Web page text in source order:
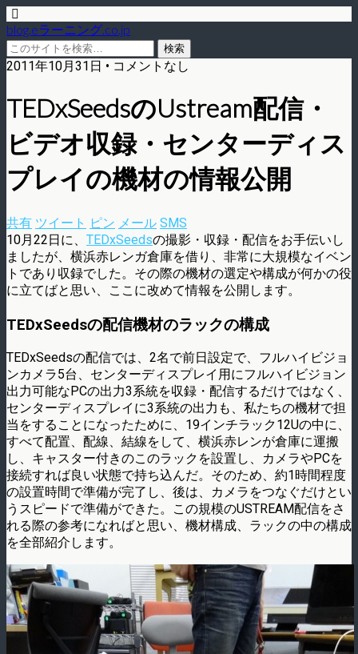
blog.eラーニング.co.jp
2011年10月31日 • コメントなし
TEDxSeedsのUstream配信・
ビデオ収録・センターディス
プレイの機材の情報公開
共有 ツイート ピン メール SMS
10月22日に、 TEDxSeedsの撮影・収録・配信をお手伝いし
ましたが、横浜赤レンガ倉庫を借り、非常に大規模なイベン
トであり収録でした。その際の機材の選定や構成が何かの役
に立てばと思い、ここに改めて情報を公開します。
TEDxSeedsの配信機材のラックの構成
TEDxSeedsの配信では、2名で前日設定で、フルハイビジョ
ンカメラ5台、センターディスプレイ用にフルハイビジョン
出力可能なPCの出力3系統を収録・配信するだけではなく、
センターディスプレイに3系統の出力も、私たちの機材で担
当をすることになったために、19インチラック12Uの中に、
すべて配置、配線、結線をして、横浜赤レンが倉庫に運搬
し、キャスター付きのこのラックを設置し、カメラやPCを
接続すれば良い状態で持ち込んだ。そのため、約1時間程度
の設置時間で準備が完了し、後は、カメラをつなぐだけとい
うスピードで準備ができた。この規模のUSTREAM配信をさ
れる際の参考になればと思い、機材構成、ラックの中の構成
を全部紹介します。